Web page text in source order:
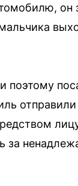
он
за